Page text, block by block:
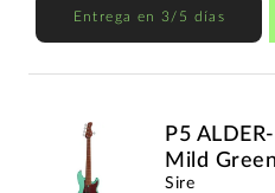
Entrega en 3/5 días
P5
Mild Green
Sire